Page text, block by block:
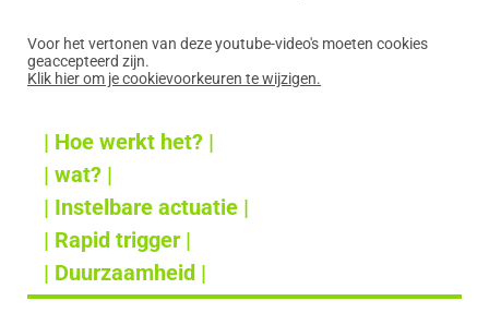
Voor het vertonen van deze youtube-video's moeten cookies
geaccepteerd zijn.
Klik hier om je cookievoorkeuren te wijzigen.
| Hoe werkt het? |
| wat? |
| Instelbare actuatie |
| Rapid trigger |
| Duurzaamheid |